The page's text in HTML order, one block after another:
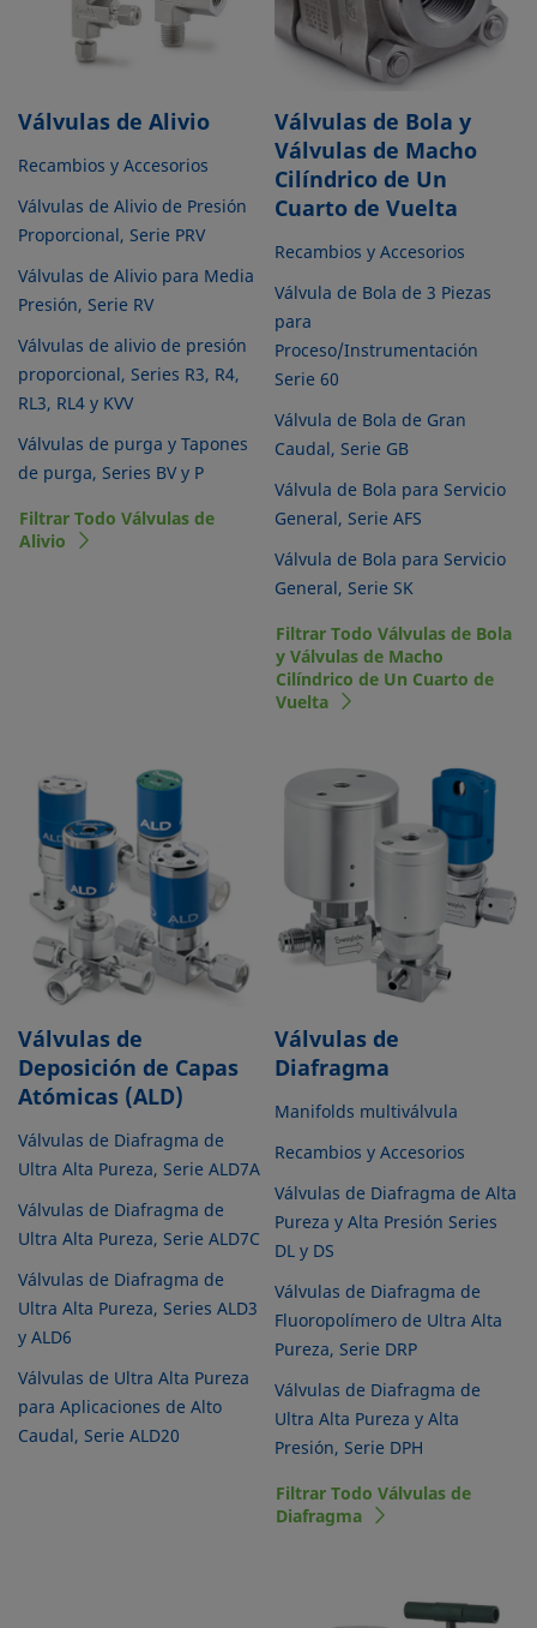
Válvulas de Alivio
Recambios y Accesorios
Válvulas de Alivio de Presión
Proporcional, Serie PRV
Válvulas de Alivio para Media
Presión, Serie RV
Válvulas de alivio de presión
proporcional, Series R3, R4,
RL3, RL4 y KVV
Válvulas de purga y Tapones
de purga, Series BV y P
Filtrar Todo Válvulas de
Alivio
Válvulas de Bola y
Válvulas de Macho
Cilíndrico de Un
Cuarto de Vuelta
Recambios y Accesorios
Válvula de Bola de 3 Piezas
para
Proceso/Instrumentación
Serie 60
Válvula de Bola de Gran
Caudal, Serie GB
Válvula de Bola para Servicio
General, Serie AFS
Válvula de Bola para Servicio
General, Serie SK
Filtrar Todo Válvulas de Bola
y Válvulas de Macho
Cilíndrico de Un Cuarto de
Vuelta
Válvulas de
Deposición de Capas
Atómicas (ALD)
Válvulas de Diafragma de
Ultra Alta Pureza, Serie ALD7A
Válvulas de Diafragma de
Ultra Alta Pureza, Serie ALD7C
Válvulas de Diafragma de
Ultra Alta Pureza, Series ALD3
y ALD6
Válvulas de Ultra Alta Pureza
para Aplicaciones de Alto
Caudal, Serie ALD20
Válvulas de
Diafragma
Manifolds multiválvula
Recambios y Accesorios
Válvulas de Diafragma de Alta
Pureza y Alta Presión Series
DL y DS
Válvulas de Diafragma de
Fluoropolímero de Ultra Alta
Pureza, Serie DRP
Válvulas de Diafragma de
Ultra Alta Pureza y Alta
Presión, Serie DPH
Filtrar Todo Válvulas de
Diafragma